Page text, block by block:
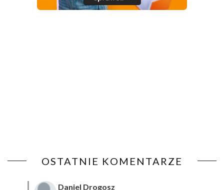
OSTATNIE KOMENTARZE
Daniel Drogosz